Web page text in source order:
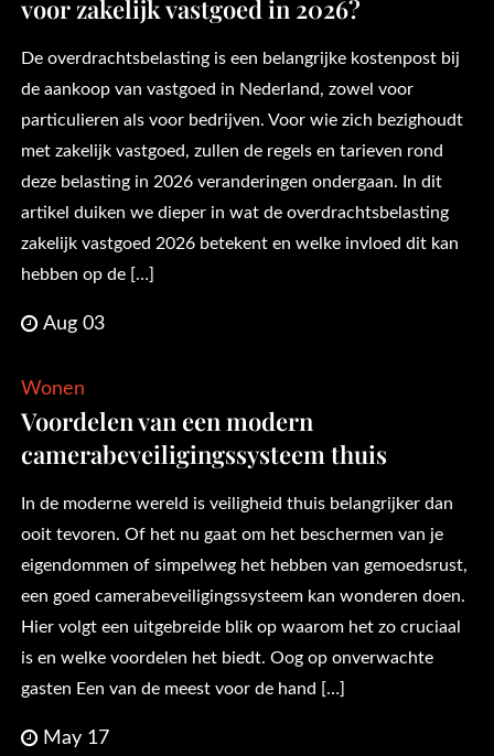
voor zakelijk vastgoed in 2026?
De overdrachtsbelasting is een belangrijke kostenpost bij
de aankoop van vastgoed in Nederland, zowel voor
particulieren als voor bedrijven. Voor wie zich bezighoudt
met zakelijk vastgoed, zullen de regels en tarieven rond
deze belasting in 2026 veranderingen ondergaan. In dit
artikel duiken we dieper in wat de overdrachtsbelasting
zakelijk vastgoed 2026 betekent en welke invloed dit kan
hebben op de […]
Aug 03
Wonen
Voordelen van een modern
camerabeveiligingssysteem thuis
In de moderne wereld is veiligheid thuis belangrijker dan
ooit tevoren. Of het nu gaat om het beschermen van je
eigendommen of simpelweg het hebben van gemoedsrust,
een goed camerabeveiligingssysteem kan wonderen doen.
Hier volgt een uitgebreide blik op waarom het zo cruciaal
is en welke voordelen het biedt. Oog op onverwachte
gasten Een van de meest voor de hand […]
May 17